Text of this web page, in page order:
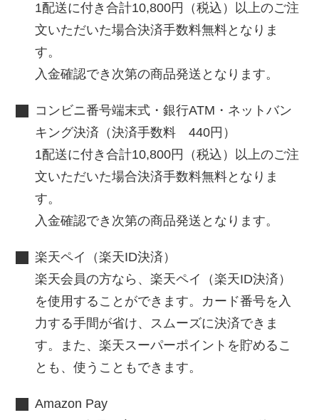
1配送に付き合計10,800円（税込）以上のご注
文いただいた場合決済手数料無料となりま
す。
入金確認でき次第の商品発送となります。
コンビニ番号端末式・銀行ATM・ネットバン
キング決済（決済手数料 440円）
1配送に付き合計10,800円（税込）以上のご注
文いただいた場合決済手数料無料となりま
す。
入金確認でき次第の商品発送となります。
楽天ペイ（楽天ID決済）
楽天会員の方なら、楽天ペイ（楽天ID決済）
を使用することができます。カード番号を入
力する手間が省け、スムーズに決済できま
す。また、楽天スーパーポイントを貯めるこ
とも、使うこともできます。
Amazon Pay